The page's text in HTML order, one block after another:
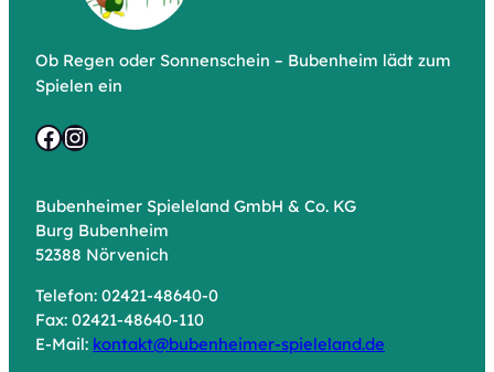
Ob Regen oder Sonnenschein – Bubenheim lädt zum
Spielen ein
Facebook Instagram
Bubenheimer Spieleland GmbH & Co. KG
Burg Bubenheim
52388 Nörvenich
Telefon: 02421-48640-0
Fax: 02421-48640-110
E-Mail: kontakt@bubenheimer-spieleland.de